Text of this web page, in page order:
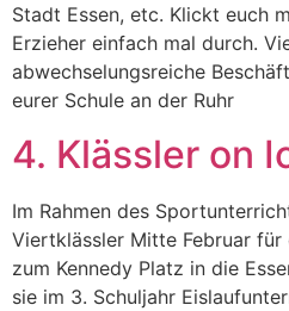
Stadt Essen, etc. Klickt euch
Erzieher einfach mal durch.
abwechselungsreiche
eurer Schule an der Ruhr
4. Klässler on
Im Rahmen des
Viertklässler Mitte Februar für
zum Kennedy Platz in die
sie im 3. Schuljahr